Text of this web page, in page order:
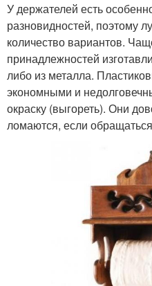
У держателей есть
разновидностей, поэтому
количество вариантов.
принадлежностей
либо из металла.
экономными и
окраску (выгореть). Они
ломаются, если